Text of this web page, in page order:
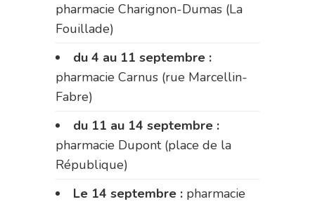
pharmacie Charignon-Dumas (La
Fouillade)
du 4 au 11 septembre :
pharmacie Carnus (rue Marcellin-
Fabre)
du 11 au 14 septembre :
pharmacie Dupont (place de la
République)
Le 14 septembre : pharmacie